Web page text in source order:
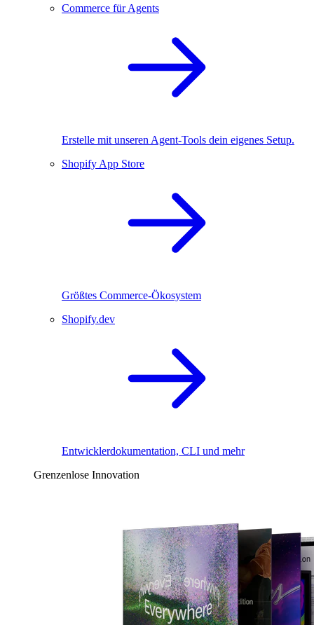
Commerce für Agents
Erstelle mit unseren Agent-Tools dein eigenes Setup.
Shopify App Store
Größtes Commerce-Ökosystem
Shopify.dev
Entwicklerdokumentation, CLI und mehr
Grenzenlose Innovation